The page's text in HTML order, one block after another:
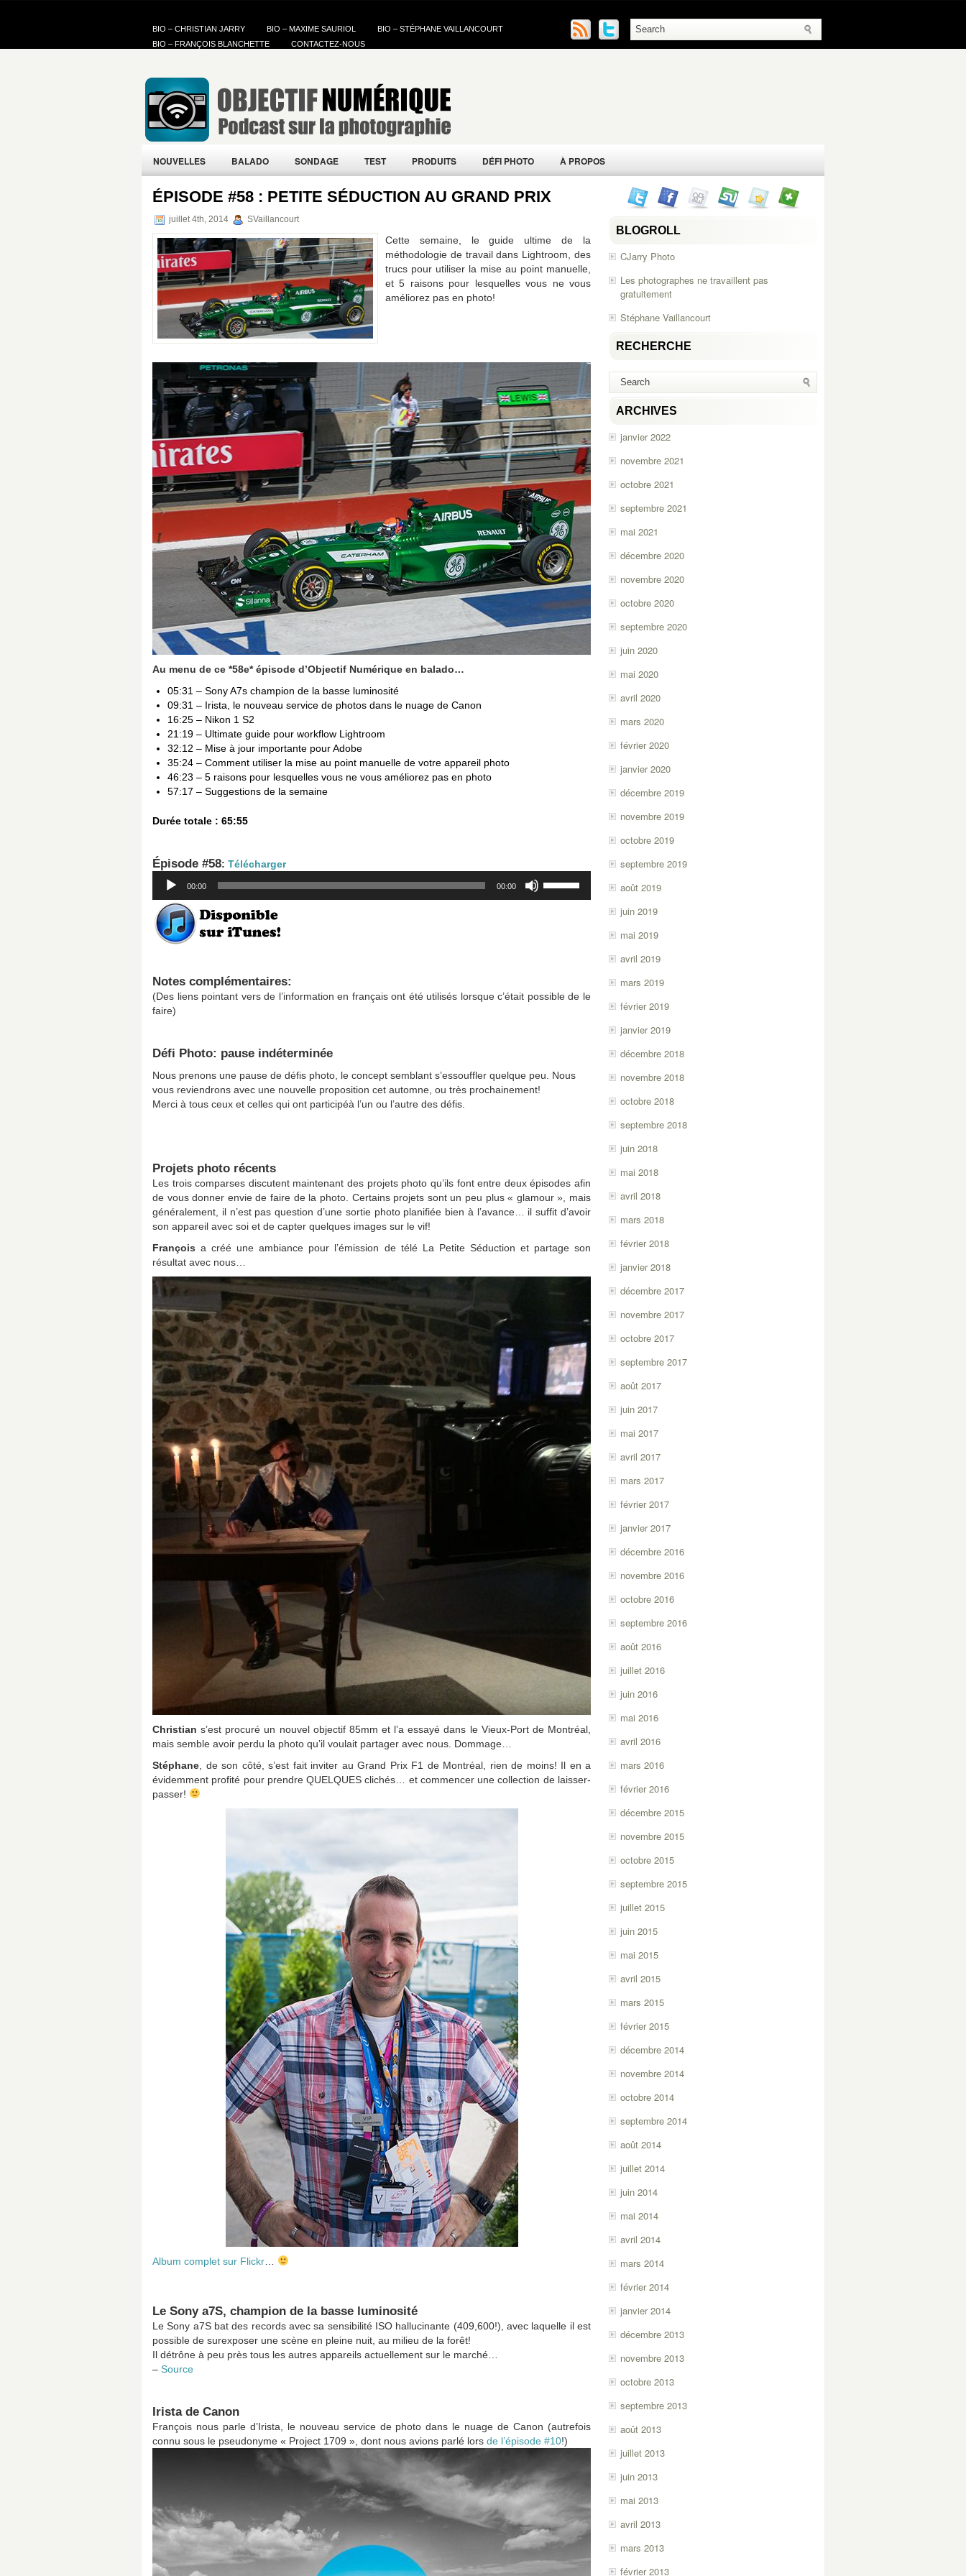
BIO – CHRISTIAN JARRY BIO – MAXIME SAURIOL
BIO – STÉPHANE VAILLANCOURT
BIO – FRANÇOIS BLANCHETTE
CONTACTEZ-NOUS
NOUVELLES BALADO SONDAGE TEST PRODUITS DÉFI PHOTO À PROPOS
ÉPISODE #58 : PETITE SÉDUCTION AU GRAND PRIX
juillet 4th, 2014 SVaillancourt
Cette semaine, le guide ultime de la
méthodologie de travail dans Lightroom, des
trucs pour utiliser la mise au point manuelle,
et 5 raisons pour lesquelles vous ne vous
améliorez pas en photo!
Au menu de ce *58e* épisode d’Objectif Numérique en balado…
05:31 – Sony A7s champion de la basse luminosité
09:31 – Irista, le nouveau service de photos dans le nuage de Canon
16:25 – Nikon 1 S2
21:19 – Ultimate guide pour workflow Lightroom
32:12 – Mise à jour importante pour Adobe
35:24 – Comment utiliser la mise au point manuelle de votre appareil photo
46:23 – 5 raisons pour lesquelles vous ne vous améliorez pas en photo
57:17 – Suggestions de la semaine
Durée totale : 65:55
Épisode #58: Télécharger
Lecteur
audio
00:00 00:00
les
le
Notes complémentaires:
(Des liens pointant vers de l’information en français ont été utilisés lorsque c’était possible de le
faire)
Défi Photo: pause indéterminée
Nous prenons une pause de défis photo, le concept semblant s’essouffler quelque peu. Nous
vous reviendrons avec une nouvelle proposition cet automne, ou très prochainement!
Merci à tous ceux et celles qui ont participéà l’un ou l’autre des défis.
Projets photo récents
Les trois comparses discutent maintenant des projets photo qu’ils font entre deux épisodes afin
de vous donner envie de faire de la photo. Certains projets sont un peu plus « glamour », mais
généralement, il n’est pas question d’une sortie photo planifiée bien à l’avance… il suffit d’avoir
son appareil avec soi et de capter quelques images sur le vif!
François a créé une ambiance pour l’émission de télé La Petite Séduction et partage son
résultat avec nous…
Christian s’est procuré un nouvel objectif 85mm et l’a essayé dans le Vieux-Port de Montréal,
mais semble avoir perdu la photo qu’il voulait partager avec nous. Dommage…
Stéphane , de son côté, s’est fait inviter au Grand Prix F1 de Montréal, rien de moins! Il en a
évidemment profité pour prendre QUELQUES clichés… et commencer une collection de laisser-
passer!
Album complet sur Flickr
Le Sony a7S, champion de la basse luminosité
Le Sony a7S bat des records avec sa sensibilité ISO hallucinante (409,600!), avec laquelle il est
possible de surexposer une scène en pleine nuit, au milieu de la forêt!
Il détrône à peu près tous les autres appareils actuellement sur le marché…
– Source
Irista de Canon
François nous parle d’Irista, le nouveau service de photo dans le nuage de Canon (autrefois
connu sous le pseudonyme « Project 1709 », dont nous avions parlé lors de l’épisode #10!)
BLOGROLL
CJarry Photo
Les photographes ne travaillent pas
gratuitement
Stéphane Vaillancourt
RECHERCHE
ARCHIVES
janvier 2022
novembre 2021
octobre 2021
septembre 2021
mai 2021
décembre 2020
novembre 2020
octobre 2020
septembre 2020
juin 2020
mai 2020
avril 2020
mars 2020
février 2020
janvier 2020
décembre 2019
novembre 2019
octobre 2019
septembre 2019
août 2019
juin 2019
mai 2019
avril 2019
mars 2019
février 2019
janvier 2019
décembre 2018
novembre 2018
octobre 2018
septembre 2018
juin 2018
mai 2018
avril 2018
mars 2018
février 2018
janvier 2018
décembre 2017
novembre 2017
octobre 2017
septembre 2017
août 2017
juin 2017
mai 2017
avril 2017
mars 2017
février 2017
janvier 2017
décembre 2016
novembre 2016
octobre 2016
septembre 2016
août 2016
juillet 2016
juin 2016
mai 2016
avril 2016
mars 2016
février 2016
décembre 2015
novembre 2015
octobre 2015
septembre 2015
juillet 2015
juin 2015
mai 2015
avril 2015
mars 2015
février 2015
décembre 2014
novembre 2014
octobre 2014
septembre 2014
août 2014
juillet 2014
juin 2014
mai 2014
avril 2014
mars 2014
février 2014
janvier 2014
décembre 2013
novembre 2013
octobre 2013
septembre 2013
août 2013
juillet 2013
juin 2013
mai 2013
avril 2013
mars 2013
février 2013